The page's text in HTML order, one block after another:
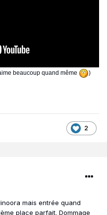
beaucoup quand même )
2
mais entrée quand
place parfait. Dommage